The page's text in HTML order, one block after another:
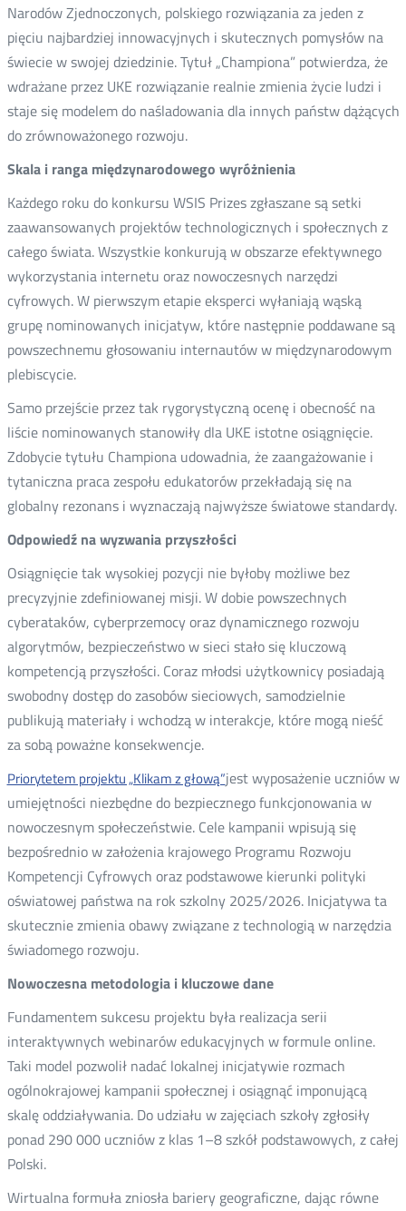
Narodów Zjednoczonych, polskiego rozwiązania za jeden z
pięciu najbardziej innowacyjnych i skutecznych pomysłów na
świecie w swojej dziedzinie. Tytuł „Championa” potwierdza, że
wdrażane przez UKE rozwiązanie realnie zmienia życie ludzi i
staje się modelem do naśladowania dla innych państw dążących
do zrównoważonego rozwoju.
Skala i ranga międzynarodowego wyróżnienia
Każdego roku do konkursu WSIS Prizes zgłaszane są setki
zaawansowanych projektów technologicznych i społecznych z
całego świata. Wszystkie konkurują w obszarze efektywnego
wykorzystania internetu oraz nowoczesnych narzędzi
cyfrowych. W pierwszym etapie eksperci wyłaniają wąską
grupę nominowanych inicjatyw, które następnie poddawane są
powszechnemu głosowaniu internautów w międzynarodowym
plebiscycie.
Samo przejście przez tak rygorystyczną ocenę i obecność na
liście nominowanych stanowiły dla UKE istotne osiągnięcie.
Zdobycie tytułu Championa udowadnia, że zaangażowanie i
tytaniczna praca zespołu edukatorów przekładają się na
globalny rezonans i wyznaczają najwyższe światowe standardy.
Odpowiedź na wyzwania przyszłości
Osiągnięcie tak wysokiej pozycji nie byłoby możliwe bez
precyzyjnie zdefiniowanej misji. W dobie powszechnych
cyberataków, cyberprzemocy oraz dynamicznego rozwoju
algorytmów, bezpieczeństwo w sieci stało się kluczową
kompetencją przyszłości. Coraz młodsi użytkownicy posiadają
swobodny dostęp do zasobów sieciowych, samodzielnie
publikują materiały i wchodzą w interakcje, które mogą nieść
za sobą poważne konsekwencje.
Priorytetem projektu „Klikam z głową”jest wyposażenie uczniów w
umiejętności niezbędne do bezpiecznego funkcjonowania w
nowoczesnym społeczeństwie. Cele kampanii wpisują się
bezpośrednio w założenia krajowego Programu Rozwoju
Kompetencji Cyfrowych oraz podstawowe kierunki polityki
oświatowej państwa na rok szkolny 2025/2026. Inicjatywa ta
skutecznie zmienia obawy związane z technologią w narzędzia
świadomego rozwoju.
Nowoczesna metodologia i kluczowe dane
Fundamentem sukcesu projektu była realizacja serii
interaktywnych webinarów edukacyjnych w formule online.
Taki model pozwolił nadać lokalnej inicjatywie rozmach
ogólnokrajowej kampanii społecznej i osiągnąć imponującą
skalę oddziaływania. Do udziału w zajęciach szkoły zgłosiły
ponad 290 000 uczniów z klas 1–8 szkół podstawowych, z całej
Polski.
Wirtualna formuła zniosła bariery geograficzne, dając równe